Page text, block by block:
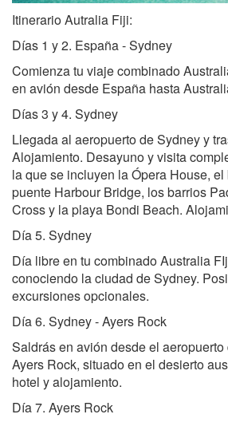
Itinerario Autralia Fiji:
Días 1 y 2. España - Sydney
Comienza tu viaje combinado
en avión desde España hasta
Días 3 y 4. Sydney
Llegada al aeropuerto de Sydney y
Alojamiento. Desayuno y visita
la que se incluyen la Ópera House,
puente Harbour Bridge, los barrios
Cross y la playa Bondi Beach.
Día 5. Sydney
Día libre en tu combinado Australia
conociendo la ciudad de Sydney.
excursiones opcionales.
Día 6. Sydney - Ayers Rock
Saldrás en avión desde el
Ayers Rock, situado en el desierto
hotel y alojamiento.
Día 7. Ayers Rock